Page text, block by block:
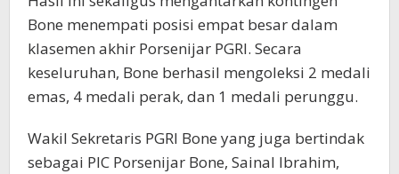
Bone menempati posisi empat besar dalam
klasemen akhir Porsenijar PGRI. Secara
keseluruhan, Bone berhasil mengoleksi 2 medali
emas, 4 medali perak, dan 1 medali perunggu.
Wakil Sekretaris PGRI Bone yang juga bertindak
sebagai PIC Porsenijar Bone, Sainal Ibrahim,